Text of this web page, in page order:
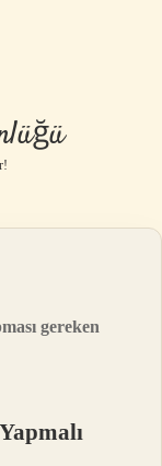
gereken